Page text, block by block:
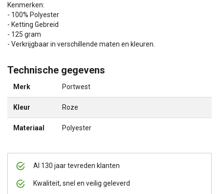
Al 130 jaar tevreden klanten
Kwaliteit, snel en veilig geleverd
Kenmerken:
- 100% Polyester
- Ketting Gebreid
- 125 gram
- Verkrijgbaar in verschillende maten en kleuren.
Technische gegevens
Merk Portwest
Kleur Roze
Materiaal Polyester